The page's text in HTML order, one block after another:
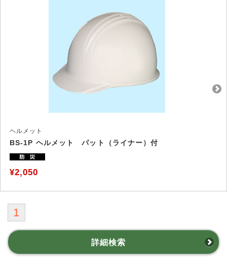
ヘルメット
BS-1P ヘルメット パット（ライナー）付
¥2,050
1
詳細検索